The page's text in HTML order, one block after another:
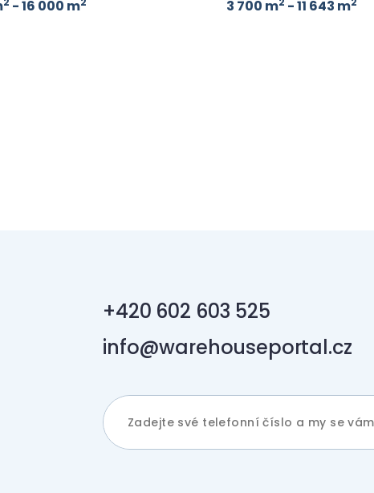
- 16 000 m 3 700 m - 11 643 m
+420 602 603 525
info@warehouseportal.cz